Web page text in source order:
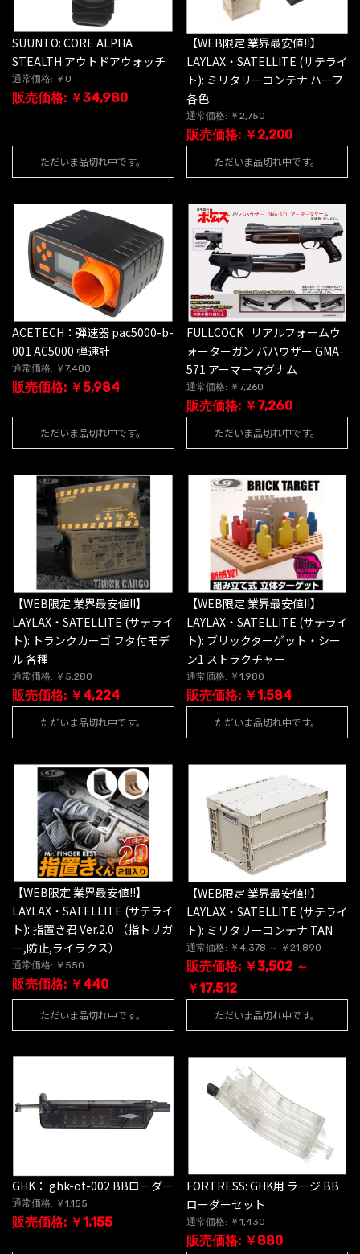
SUUNTO: CORE ALPHA
STEALTH アウトドアウォッチ
通常価格: ￥0
販売価格: ￥34,980
ただいま品切れ中です。
【WEB限定 業界最安値!!】
LAYLAX・SATELLITE (サテライ
ト): ミリタリーコンテナ ハーフ
各色
通常価格: ￥2,750
販売価格: ￥2,200
ただいま品切れ中です。
ACETECH：弾速器 pac5000-b-
001 AC5000 弾速計
通常価格: ￥7,480
販売価格: ￥5,984
ただいま品切れ中です。
FULLCOCK : リアルフォームウ
ォーターガン バハウザー GMA-
571 アーマーマグナム
通常価格: ￥7,260
販売価格: ￥7,260
ただいま品切れ中です。
【WEB限定 業界最安値!!】
LAYLAX・SATELLITE (サテライ
ト): トランクカーゴ フタ付モデ
ル 各種
通常価格: ￥5,280
販売価格: ￥4,224
ただいま品切れ中です。
【WEB限定 業界最安値!!】
LAYLAX・SATELLITE (サテライ
ト): ブリックターゲット・シー
ン1 ストラクチャー
通常価格: ￥1,980
販売価格: ￥1,584
ただいま品切れ中です。
【WEB限定 業界最安値!!】
LAYLAX・SATELLITE (サテライ
ト): 指置き君 Ver.2.0 （指トリガ
ー,防止,ライラクス）
通常価格: ￥550
販売価格: ￥440
ただいま品切れ中です。
【WEB限定 業界最安値!!】
LAYLAX・SATELLITE (サテライ
ト): ミリタリーコンテナ TAN
通常価格: ￥4,378 ～ ￥21,890
販売価格: ￥3,502 ～
￥17,512
ただいま品切れ中です。
GHK： ghk-ot-002 BBローダー
通常価格: ￥1,155
販売価格: ￥1,155
FORTRESS: GHK用 ラージ BB
ローダーセット
通常価格: ￥1,430
販売価格: ￥880